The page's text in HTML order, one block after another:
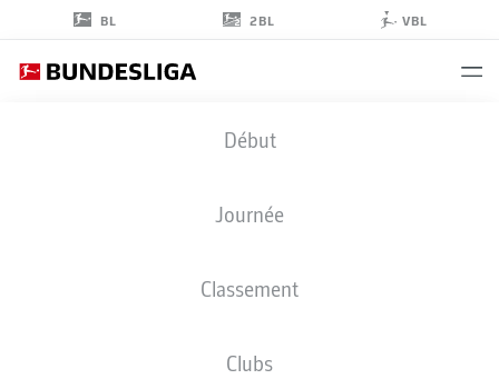
BL 2BL VBL
Début
Journée
Classement
Clubs